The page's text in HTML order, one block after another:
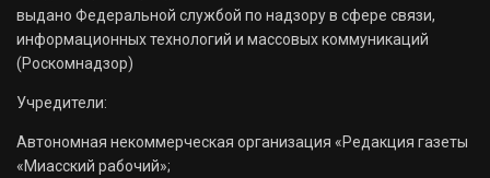
выдано Федеральной службой по надзору в сфере связи,
информационных технологий и массовых коммуникаций
(Роскомнадзор)
Учредители:
Автономная некоммерческая организация «Редакция газеты
«Миасский рабочий»;